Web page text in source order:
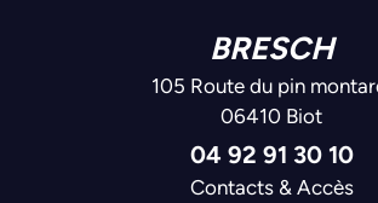
BRESCH
105 Route du pin
06410 Biot
04 92 91 30 10
Contacts & Accès